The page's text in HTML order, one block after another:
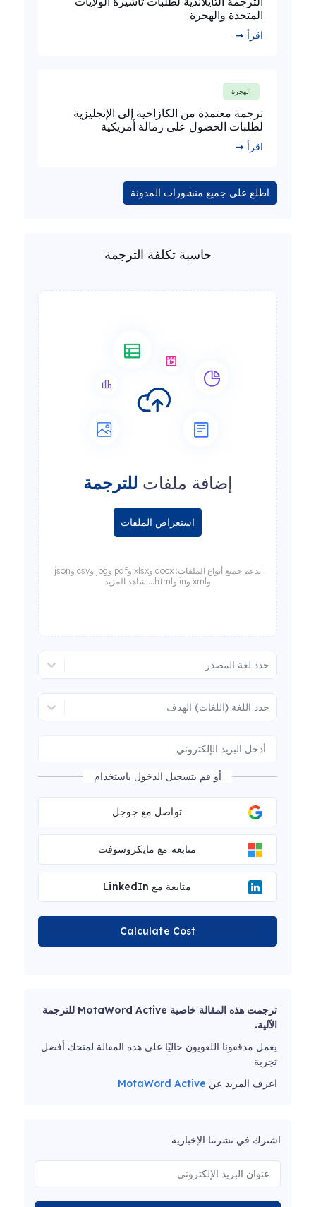
المتحدة والهجرة
اقرأ ➞
الهجرة
ترجمة معتمدة من الكازاخية إلى الإنجليزية
لطلبات الحصول على زمالة أمريكية
اقرأ ➞
اطلع على جميع منشورات المدونة
حاسبة تكلفة الترجمة
إضافة ملفات للترجمة
استعراض الملفات
ندعم جميع أنواع الملفات: docx وxlsx وpdf وjpg وcsv وjson
وxml وin وhtml... شاهد المزيد
حدد لغة المصدر
حدد اللغة (اللغات) الهدف
أو قم بتسجيل الدخول باستخدام
تواصل مع جوجل
متابعة مع مايكروسوفت
متابعة مع LinkedIn
Calculate Cost
ترجمت هذه المقالة خاصية MotaWord Active للترجمة
الآلية.
يعمل مدققونا اللغويون حاليًا على هذه المقالة لمنحك أفضل
تجربة.
اعرف المزيد عن MotaWord Active
اشترك في نشرتنا الإخبارية